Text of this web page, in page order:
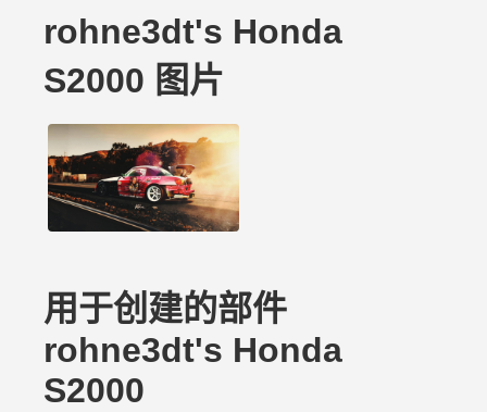
rohne3dt's Honda
S2000 图片
用于创建的部件
rohne3dt's Honda
S2000